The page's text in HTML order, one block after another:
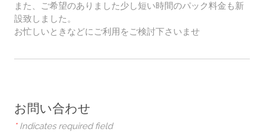
また、ご希望のありました少し短い時間のパック料金も新
設致しました。
お忙しいときなどにご利用をご検討下さいませ
お問い合わせ
*Indicates required field